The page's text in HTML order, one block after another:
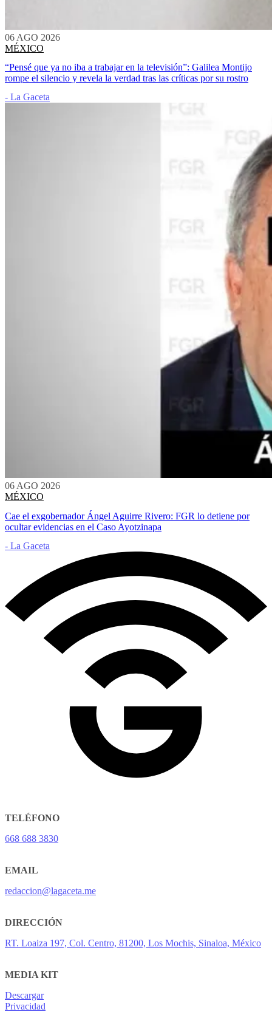
06 AGO 2026
MÉXICO
“Pensé que ya no iba a trabajar en la televisión”: Galilea Montijo
rompe el silencio y revela la verdad tras las críticas por su rostro
- La Gaceta
06 AGO 2026
MÉXICO
Cae el exgobernador Ángel Aguirre Rivero: FGR lo detiene por
ocultar evidencias en el Caso Ayotzinapa
- La Gaceta
TELÉFONO
668 688 3830
EMAIL
redaccion@lagaceta.me
DIRECCIÓN
RT. Loaiza 197, Col. Centro, 81200, Los Mochis, Sinaloa, México
MEDIA KIT
Descargar
Privacidad